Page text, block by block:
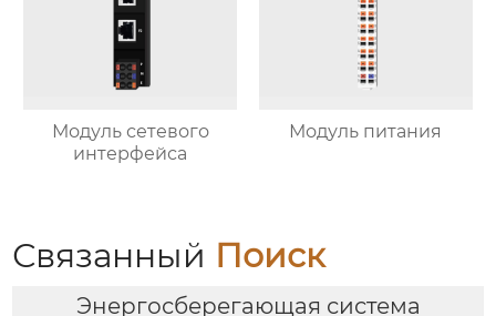
Модуль сетевого
интерфейса
Модуль питания
Связанный Поиск
Энергосберегающая система